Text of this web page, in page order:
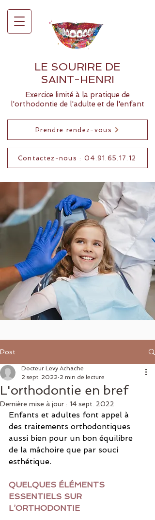
LE SOURIRE DE
SAINT-HENRI
Exercice limité à la pratique de
l'orthodontie de l'adulte et de l'enfant
Prendre rendez-vous
Contactez-nous : 04.91.65.17.12
Post
L'orthodontie en bref
Docteur Levy Achache
2 sept. 2022 2 min de lecture
Dernière mise à jour : 14 sept. 2022
Enfants et adultes font appel à
des traitements orthodontiques
aussi bien pour un bon équilibre
de la mâchoire que par souci
esthétique.
QUELQUES ÉLÉMENTS
ESSENTIELS SUR
L’ORTHODONTIE